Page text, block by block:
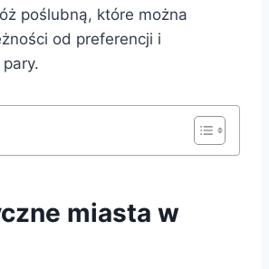
poślubną, które można
od preferencji i
miasta w